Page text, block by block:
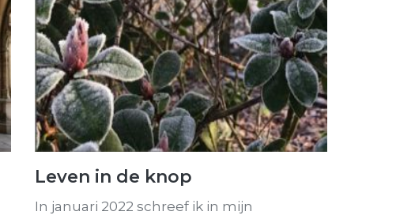
Leven in de knop
In januari 2022 schreef ik in mijn